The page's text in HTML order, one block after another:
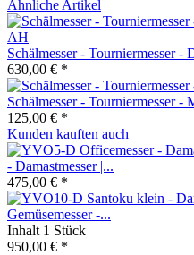
Ähnliche Artikel
Schälmesser - Tourniermesser -
630,00 € *
Schälmesser - Tourniermesser
125,00 € *
Kunden kauften auch
- Damastmesser |...
475,00 € *
Gemüsemesser -...
Inhalt 1 Stück
950,00 € *